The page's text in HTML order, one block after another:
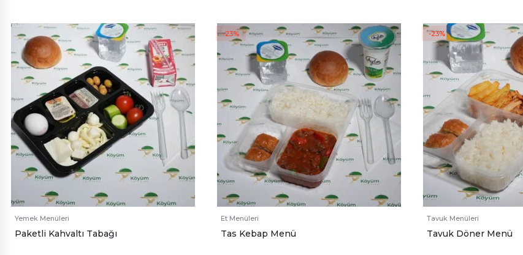
Yemek Menüleri
Paketli Kahvaltı Tabağı
-23%
Et Menüleri
Tas Kebap Menü
-23%
Tavuk Menüleri
Tavuk Döner Menü